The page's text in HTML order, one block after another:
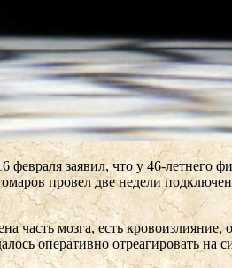
заявил, что у 46-летнего
провел две недели
мозга, есть кровоизлияние,
оперативно отреагировать